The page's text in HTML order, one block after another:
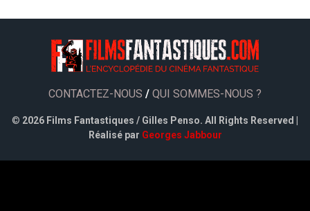
CONTACTEZ-NOUS / QUI SOMMES-NOUS ?
© 2026 Films Fantastiques / Gilles Penso. All Rights Reserved |
Réalisé par Georges Jabbour